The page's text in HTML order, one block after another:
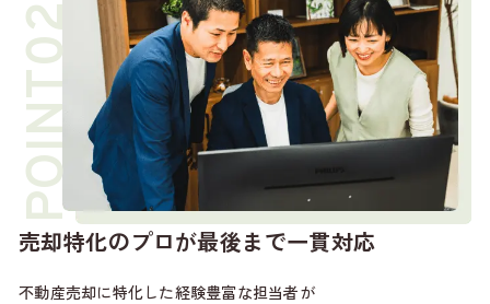
売却特化のプロが最後まで一貫対応
不動産売却に特化した経験豊富な担当者が